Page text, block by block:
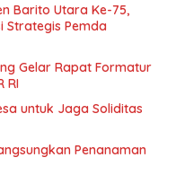
Barito Utara Ke-75,
Strategis Pemda
Gelar Rapat Formatur
RI
untuk Jaga Soliditas
Penanaman